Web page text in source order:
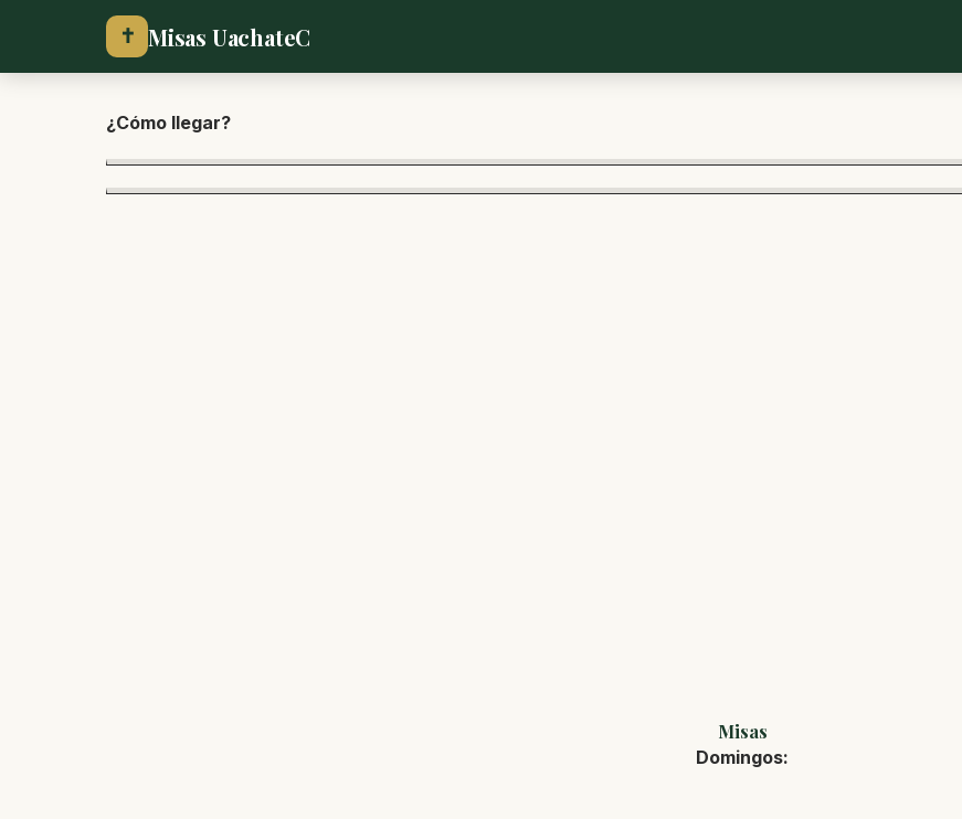
✝ Misas UachateC
¿Cómo llegar?
Misas
Domingos: